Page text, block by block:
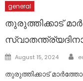
general
തുരുത്തിക്കാട്
Posted
August 15, 2024
തുരുത്തിക്കാട്